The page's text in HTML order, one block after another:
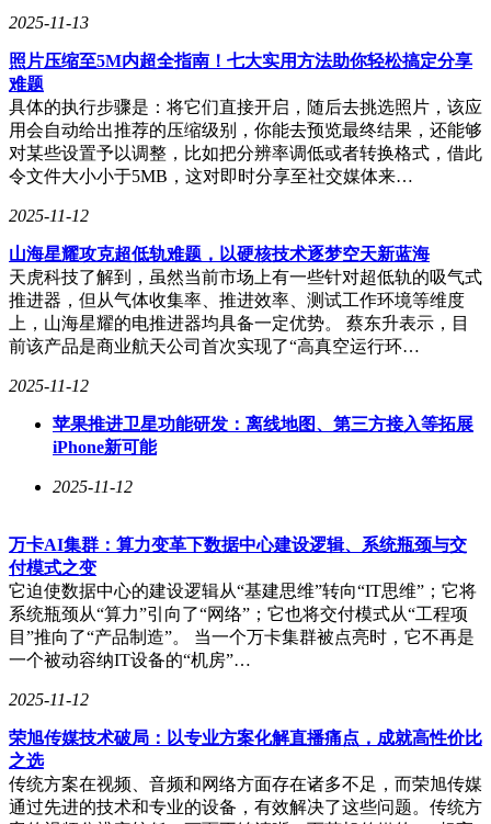
有效创新，智净一步到位
在烘干、杀菌等方面，追觅Matrix10 Ultra扫地机也做
了全新突破。通过双风道烘干技术，基站内外双向风道
协同作业，能够同时对多组拖布进行快速除湿、深度烘
干，保持拖布长期干爽洁净。
同时，这款扫地机还首次搭载了“去污清洁液”“宠物除臭
液”“木地板养护液”三种专业配方，配合三仓设计（选
配），完美适配各类需求场景，例如在宠物区添加除臭
液，在木地板区使用养护液，扫地机会根据实际清洁场
景自动加注，实现“清洁-消毒-保养”一体化操作。
除了精细的拖布分区与深度养护，追觅Matrix10 Ultra
主机的核心性能也做到了业界顶尖。仿生机械足系统，
可实现最高8cm的越障高度，轻松跨越门槛滑轨。追觅
首创的双机械臂设计，边刷+拖布双外扩，实现彻底的
地面材质，动态调节风道与电机转速，无论是深埋于厚
重地毯中的尘埃，还是瓷砖缝隙里的细碎颗粒，都能高
效吸净。为守护家庭健康，基站还配备100 °C高温灭菌
洗拖布，达到99.9%除菌效果。
户提供极致的产品体验”追觅扫地机事业部总裁孟佳表
示，“Matrix10 Ultra扫地机搭载12项全球首创技术，分
区清洁产品的创新本质是对家庭细菌传播链的精准阻
断，这与全球卫生组织倡导的‘预防型健康家居’理念高
2025-11-13
照片压缩至5M内超全指南！七大实用方法助你轻松搞定分享
难题
具体的执行步骤是：将它们直接开启，随后去挑选照片，该应
用会自动给出推荐的压缩级别，你能去预览最终结果，还能够
对某些设置予以调整，比如把分辨率调低或者转换格式，借此
令文件大小小于5MB，这对即时分享至社交媒体来…
2025-11-12
山海星耀攻克超低轨难题，以硬核技术逐梦空天新蓝海
天虎科技了解到，虽然当前市场上有一些针对超低轨的吸气式
推进器，但从气体收集率、推进效率、测试工作环境等维度
上，山海星耀的电推进器均具备一定优势。 蔡东升表示，目
前该产品是商业航天公司首次实现了“高真空运行环…
2025-11-12
苹果推进卫星功能研发：离线地图、第三方接入等拓展
iPhone新可能
2025-11-12
万卡AI集群：算力变革下数据中心建设逻辑、系统瓶颈与交
付模式之变
它迫使数据中心的建设逻辑从“基建思维”转向“IT思维”；它将
系统瓶颈从“算力”引向了“网络”；它也将交付模式从“工程项
目”推向了“产品制造”。 当一个万卡集群被点亮时，它不再是
一个被动容纳IT设备的“机房”…
2025-11-12
荣旭传媒技术破局：以专业方案化解直播痛点，成就高性价比
之选
传统方案在视频、音频和网络方面存在诸多不足，而荣旭传媒
通过先进的技术和专业的设备，有效解决了这些问题。传统方